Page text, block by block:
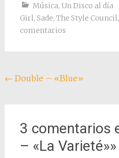
Música, Un Disco al día
Girl, Sade, The Style Council,
comentarios
Navegación
← Double – «Blue»
3 comentarios
– «La Varieté»»